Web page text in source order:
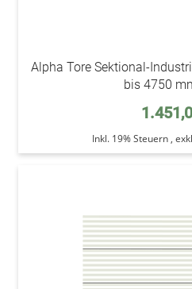
Alpha Tore Sektional-
bis 4750
Inkl. 19% Steuern ,